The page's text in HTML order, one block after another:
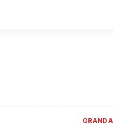
GRAND